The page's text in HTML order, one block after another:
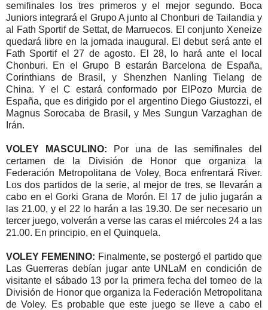
semifinales los tres primeros y el mejor segundo. Boca
Juniors integrará el Grupo A junto al Chonburi de Tailandia y
al Fath Sportif de Settat, de Marruecos. El conjunto Xeneize
quedará libre en la jornada inaugural. El debut será ante el
Fath Sportif el 27 de agosto. El 28, lo hará ante el local
Chonburi. En el Grupo B estarán Barcelona de España,
Corinthians de Brasil, y Shenzhen Nanling Tielang de
China. Y el C estará conformado por ElPozo Murcia de
España, que es dirigido por el argentino Diego Giustozzi, el
Magnus Sorocaba de Brasil, y Mes Sungun Varzaghan de
Irán.
VOLEY MASCULINO:
Por una de las semifinales del
certamen de la División de Honor que organiza la
Federación Metropolitana de Voley, Boca enfrentará River.
Los dos partidos de la serie, al mejor de tres, se llevarán a
cabo en el Gorki Grana de Morón. El 17 de julio jugarán a
las 21.00, y el 22 lo harán a las 19.30. De ser necesario un
tercer juego, volverán a verse las caras el miércoles 24 a las
21.00. En principio, en el Quinquela.
VOLEY FEMENINO: Finalmente, se postergó el partido que
Las Guerreras debían jugar ante UNLaM en condición de
visitante el sábado 13 por la primera fecha del torneo de la
División de Honor que organiza la Federación Metropolitana
de Voley. Es probable que este juego se lleve a cabo el